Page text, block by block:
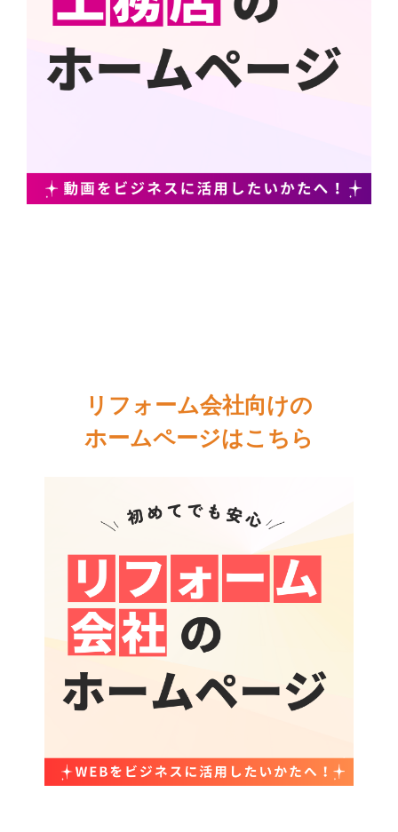
リフォーム会社向けの
ホームページはこちら